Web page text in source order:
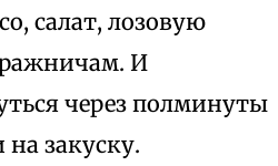
салат, лозовую
И
через полминуты
закуску.